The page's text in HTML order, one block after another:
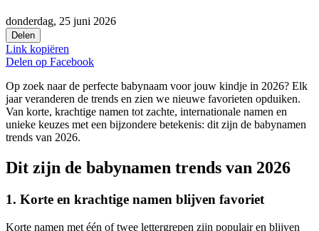
donderdag, 25 juni 2026
Delen
Link kopiëren
Delen op Facebook
Op zoek naar de perfecte babynaam voor jouw kindje in 2026? Elk
jaar veranderen de trends en zien we nieuwe favorieten opduiken.
Van korte, krachtige namen tot zachte, internationale namen en
unieke keuzes met een bijzondere betekenis: dit zijn de babynamen
trends van 2026.
Dit zijn de babynamen trends van 2026
1. Korte en krachtige namen blijven favoriet
Korte namen met één of twee lettergrepen zijn populair en blijven